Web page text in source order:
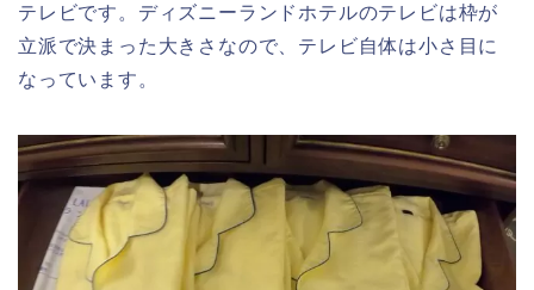
テレビです。ディズニーランドホテルのテレビは枠が
立派で決まった大きさなので、テレビ自体は小さ目に
なっています。